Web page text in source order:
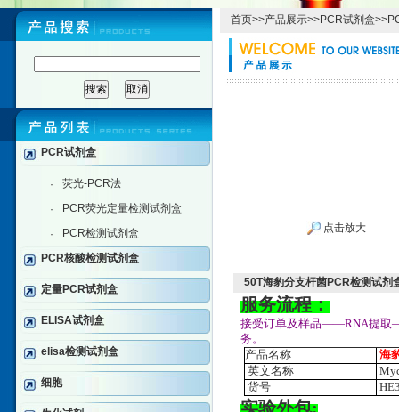
PCR试剂盒
· 荧光-PCR法
· PCR荧光定量检测试剂盒
·
PCR检测试剂盒
PCR核酸检测试剂盒
定量PCR试剂盒
ELISA试剂盒
elisa检测试剂盒
细胞
首页>>产品展示>>PCR试剂盒>>
点击放大
50T海豹分支杆菌PCR检测试剂
服务流程：
接受订单及样品——RNA提
务。
产品名称
海
英文名称
货号
实验外包: